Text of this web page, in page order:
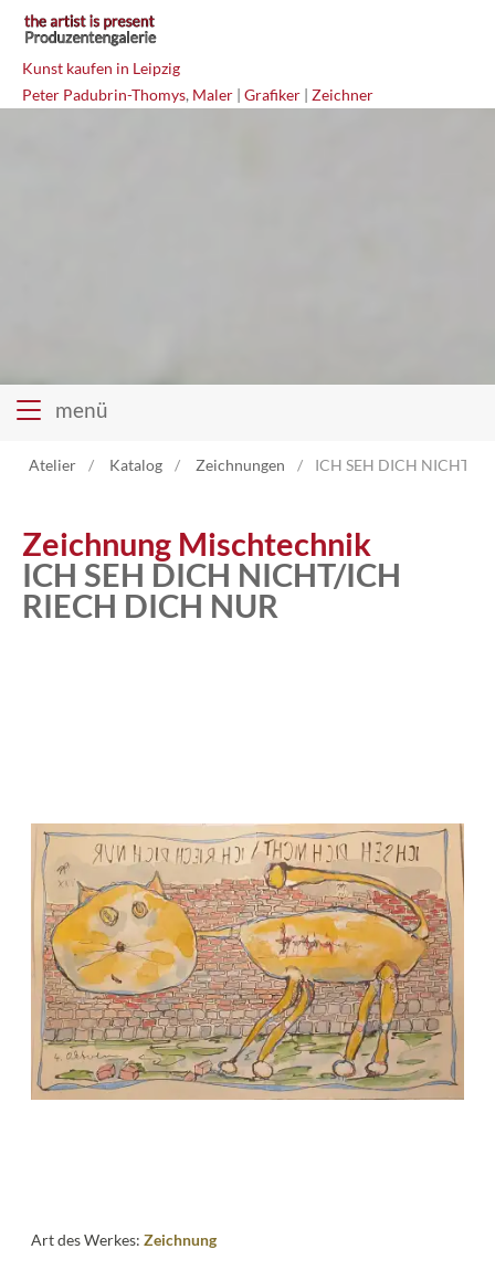
Kunst kaufen in Leipzig
Peter Padubrin-Thomys, Maler | Grafiker | Zeichner
menü
Katalog
Vita
News
Kontakt
Atelier Katalog Zeichnungen ICH SEH DICH NICHT/
Zeichnung Mischtechnik
ICH SEH DICH NICHT/ICH
RIECH DICH NUR
Art des Werkes:Zeichnung